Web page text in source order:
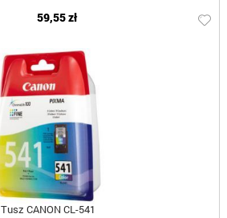
59,55 zł
Tusz CANON CL-541